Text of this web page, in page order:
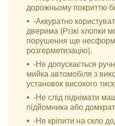
дорожньому покриттю
-Аккуратно
дверима (Різкі хлопки
порушення ще
розгерметизацію).
-Не допускається
мийка автомобіля з
установок високого
-Не слід піднімати
підйомника або
-Не кріпити на скло